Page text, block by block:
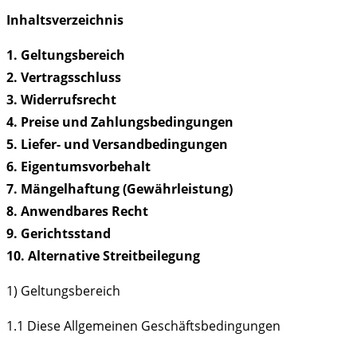
Inhaltsverzeichnis
1. Geltungsbereich
2. Vertragsschluss
3. Widerrufsrecht
4. Preise und Zahlungsbedingungen
5. Liefer- und Versandbedingungen
6. Eigentumsvorbehalt
7. Mängelhaftung (Gewährleistung)
8. Anwendbares Recht
9. Gerichtsstand
10. Alternative Streitbeilegung
1) Geltungsbereich
1.1 Diese Allgemeinen Geschäftsbedingungen